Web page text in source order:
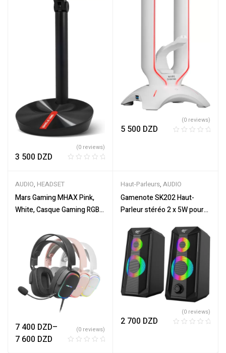
3 500 DZD
e
0
o
f
5
(0 reviews)
5 500 DZD
0
o
f
5
(0 reviews)
AUDIO, HEADSET
Mars Gaming MHAX Pink,
White, Casque Gaming RGB,
Hifi, Support
Multiplateforme
7 400 DZD–
7 600 DZD
(0 reviews)
Haut-Parleurs, AUDIO
Gamenote SK202 Haut-
Parleur stéréo 2 x 5W pour
rétroéclairage RGB, alimenté
par USB & amp; Jack 3,5 mm
2 700 DZD
(0 reviews)